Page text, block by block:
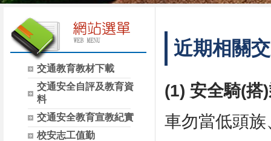
交通教育教材下載
交通安全自評及教育資
料
交通安全教育宣教紀實
校安志工值勤
近期相關
(1) 安全騎(搭
車勿當低頭